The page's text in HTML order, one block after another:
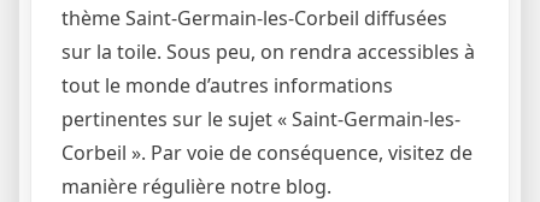
thème Saint-Germain-les-Corbeil diffusées
sur la toile. Sous peu, on rendra accessibles à
tout le monde d’autres informations
pertinentes sur le sujet « Saint-Germain-les-
Corbeil ». Par voie de conséquence, visitez de
manière régulière notre blog.